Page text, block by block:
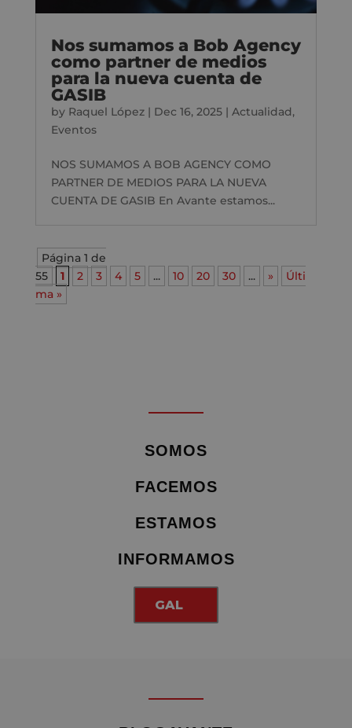
Nos sumamos a Bob Agency
como partner de medios
para la nueva cuenta de
GASIB
by Raquel López| Dec 16, 2025| Actualidad,
Eventos
NOS SUMAMOS A BOB AGENCY COMO
PARTNER DE MEDIOS PARA LA NUEVA
CUENTA DE GASIB En Avante estamos...
Página 1 de
55
1 2 3 4 5 ... 10 20 30 ... »
Últi
ma »
SOMOS
FACEMOS
ESTAMOS
INFORMAMOS
GAL